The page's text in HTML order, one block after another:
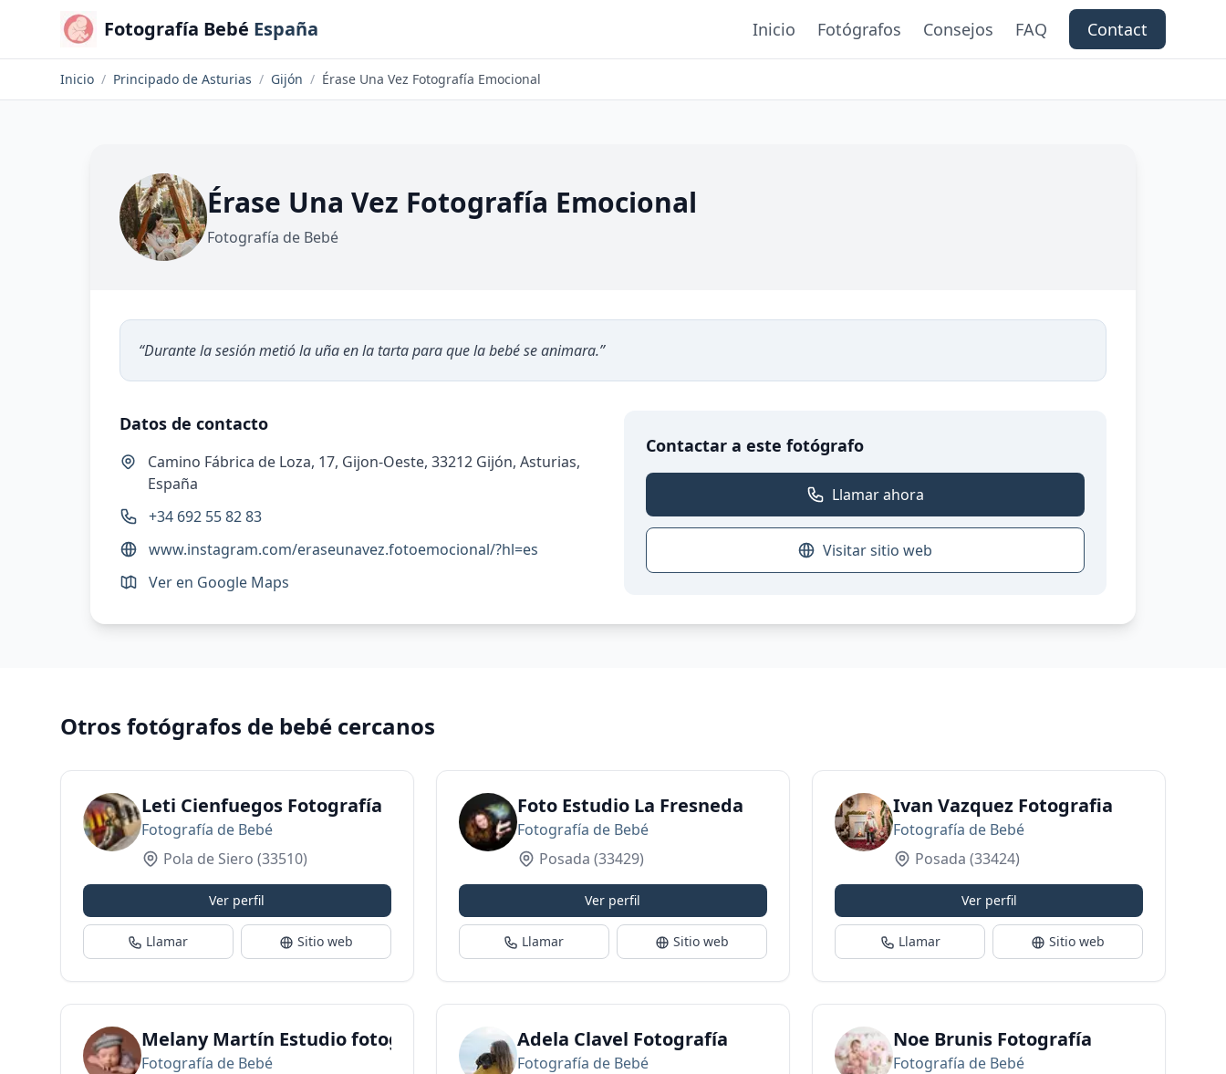
Fotografía Bebé España Inicio Fotógrafos Consejos FAQ Contact
Inicio / Principado de Asturias / Gijón / Érase Una Vez Fotografía Emocional
Érase Una Vez Fotografía Emocional
Fotografía de Bebé
“Durante la sesión metió la uña en la tarta para que la bebé se animara.”
Datos de contacto
Camino Fábrica de Loza, 17, Gijon-Oeste, 33212 Gijón, Asturias,
España
+34 692 55 82 83
www.instagram.com/eraseunavez.fotoemocional/?hl=es
Ver en Google Maps
Contactar a este fotógrafo
Llamar ahora
Visitar sitio web
Otros fotógrafos de bebé cercanos
Leti Cienfuegos Fotografía
Fotografía de Bebé
Pola de Siero (33510)
Ver perfil
Llamar Sitio web
Foto Estudio La Fresneda
Fotografía de Bebé
Posada (33429)
Ver perfil
Llamar Sitio web
Ivan Vazquez Fotografia
Fotografía de Bebé
Posada (33424)
Ver perfil
Llamar Sitio web
Melany Martín Estudio fotográfico
Fotografía de Bebé
Adela Clavel Fotografía
Fotografía de Bebé
Noe Brunis Fotografía
Fotografía de Bebé